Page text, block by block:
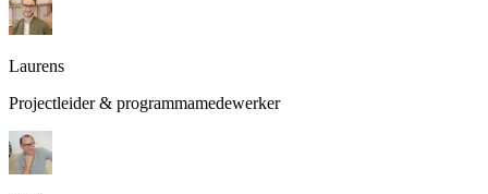
Laurens
Projectleider & programmamedewerker